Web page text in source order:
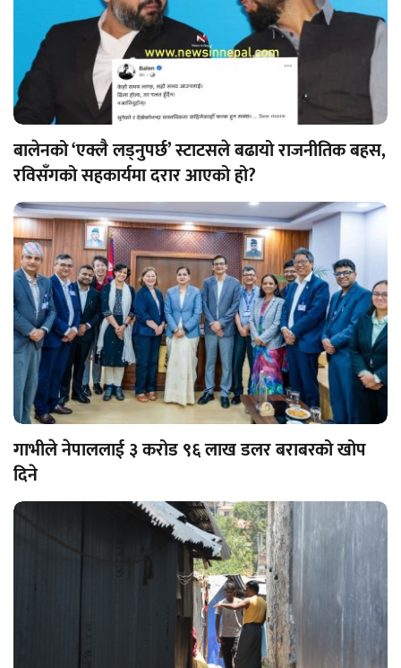
बालेनको ‘एक्लै लड्नुपर्छ’ स्टाटसले बढायो राजनीतिक बहस,
रविसँगको सहकार्यमा दरार आएको हो?
गाभीले नेपाललाई ३ करोड ९६ लाख डलर बराबरको खोप
दिने